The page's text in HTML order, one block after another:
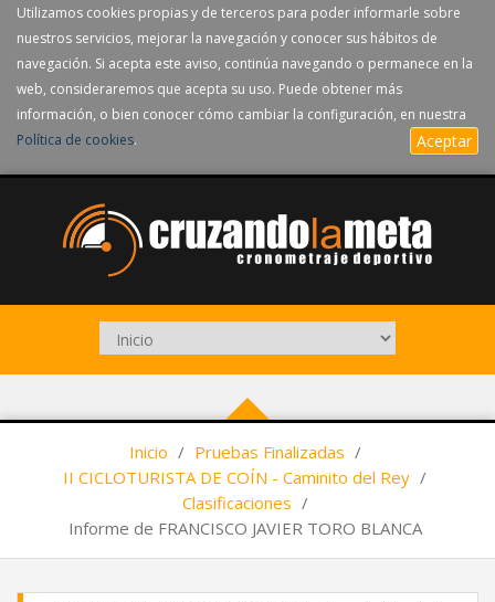
Utilizamos cookies propias y de terceros para poder informarle sobre
nuestros servicios, mejorar la navegación y conocer sus hábitos de
navegación. Si acepta este aviso, continúa navegando o permanece en la
web, consideraremos que acepta su uso. Puede obtener más
información, o bien conocer cómo cambiar la configuración, en nuestra
Política de cookies. Aceptar
Inicio / Pruebas Finalizadas /
II CICLOTURISTA DE COÍN - Caminito del Rey /
Clasificaciones /
Informe de FRANCISCO JAVIER TORO BLANCA